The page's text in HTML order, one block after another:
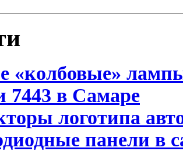
«колбовые»
7443 в Самаре
логотипа
панели в